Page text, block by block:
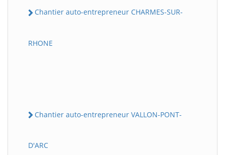
Chantier auto-entrepreneur CHARMES-SUR-
RHONE
Chantier auto-entrepreneur VALLON-PONT-
D'ARC